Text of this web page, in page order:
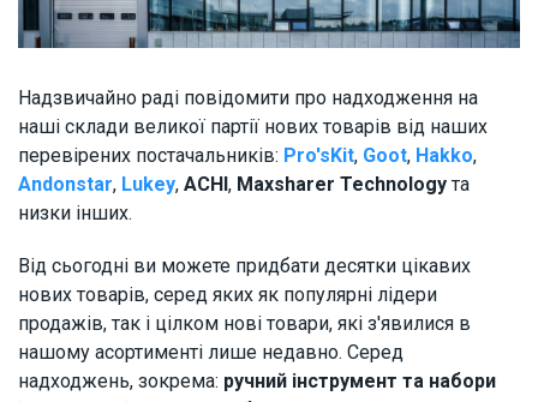
Надзвичайно раді повідомити про надходження на
наші склади великої партії нових товарів від наших
перевірених постачальників: Pro'sKit, Goot, Hakko,
Andonstar, Lukey, ACHI, Maxsharer Technology та
низки інших.
Від сьогодні ви можете придбати десятки цікавих
нових товарів, серед яких як популярні лідери
продажів, так і цілком нові товари, які з'явилися в
нашому асортименті лише недавно. Серед
надходжень, зокрема: ручний інструмент та набори